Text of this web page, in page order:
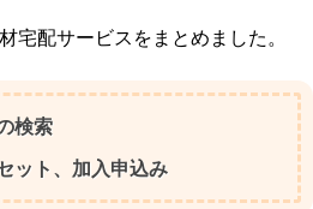
宅配サービスをまとめました。
検索
ット、加入申込み